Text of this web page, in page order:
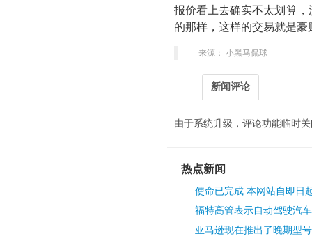
报价看上去确实不太划算，
的那样，这样的交易就是
来源： 小黑马侃球
新闻评论
由于系统升级，评论功能临时
热点新闻
使命已完成 本网站自即日
福特高管表示自动驾驶汽
亚马逊现在推出了晚期型